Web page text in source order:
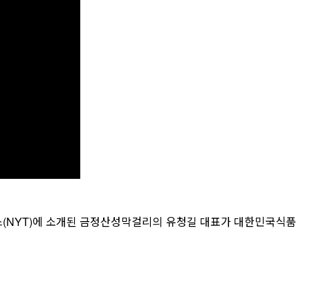
에 소개된 금정산성막걸리의 유청길 대표가 대한민국식품